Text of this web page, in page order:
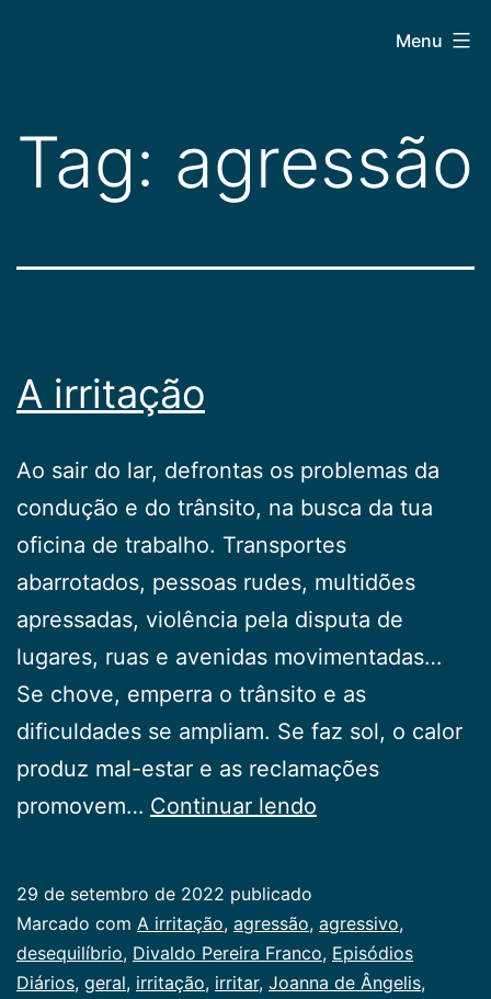
conteúdo
Menu
Tag: agressão
A irritação
Ao sair do lar, defrontas os problemas da
condução e do trânsito, na busca da tua
oficina de trabalho. Transportes
abarrotados, pessoas rudes, multidões
apressadas, violência pela disputa de
lugares, ruas e avenidas movimentadas…
Se chove, emperra o trânsito e as
dificuldades se ampliam. Se faz sol, o calor
produz mal-estar e as reclamações
promovem… Continuar lendo
29 de setembro de 2022 publicado
Categorizado
como
Publicogeral
Marcado com A irritação, agressão, agressivo,
desequilíbrio, Divaldo Pereira Franco, Episódios
Diários, geral, irritação, irritar, Joanna de Ângelis,